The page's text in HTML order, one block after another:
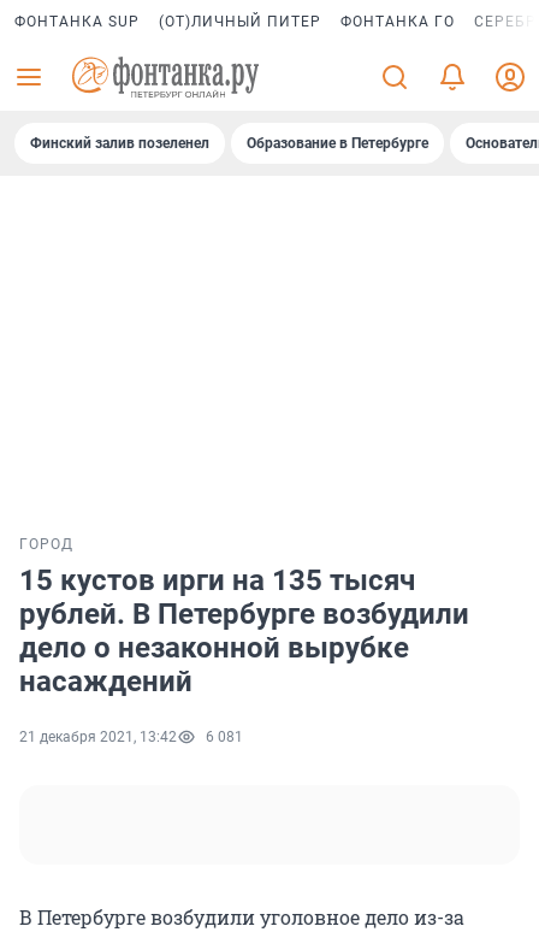
ФОНТАНКА SUP (ОТ)ЛИЧНЫЙ ПИТЕР ФОНТАНКА ГО
Финский залив позеленел Образование в Петербурге
ГОРОД
15 кустов ирги на 135 тысяч
рублей. В Петербурге возбудили
дело о незаконной вырубке
насаждений
21 декабря 2021, 13:42 6 081
В Петербурге возбудили уголовное дело из-за